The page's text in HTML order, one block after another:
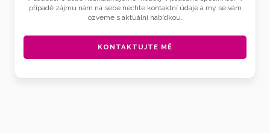
případě zájmu nám na sebe nechte kontaktní údaje a my se vám
ozveme s aktuální nabídkou.
KONTAKTUJTE MĚ